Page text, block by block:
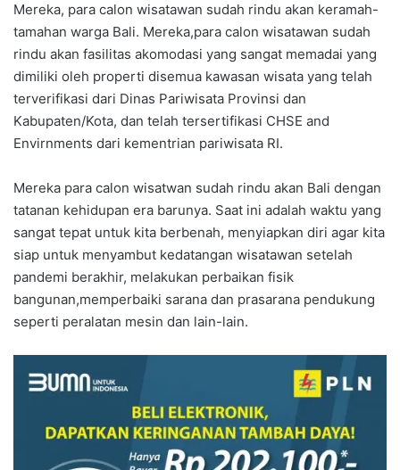
Mereka, para calon wisatawan sudah rindu akan keramah-
tamahan warga Bali. Mereka,para calon wisatawan sudah
rindu akan fasilitas akomodasi yang sangat memadai yang
dimiliki oleh properti disemua kawasan wisata yang telah
terverifikasi dari Dinas Pariwisata Provinsi dan
Kabupaten/Kota, dan telah tersertifikasi CHSE and
Envirnments dari kementrian pariwisata RI.
Mereka para calon wisatwan sudah rindu akan Bali dengan
tatanan kehidupan era barunya. Saat ini adalah waktu yang
sangat tepat untuk kita berbenah, menyiapkan diri agar kita
siap untuk menyambut kedatangan wisatawan setelah
pandemi berakhir, melakukan perbaikan fisik
bangunan,memperbaiki sarana dan prasarana pendukung
seperti peralatan mesin dan lain-lain.